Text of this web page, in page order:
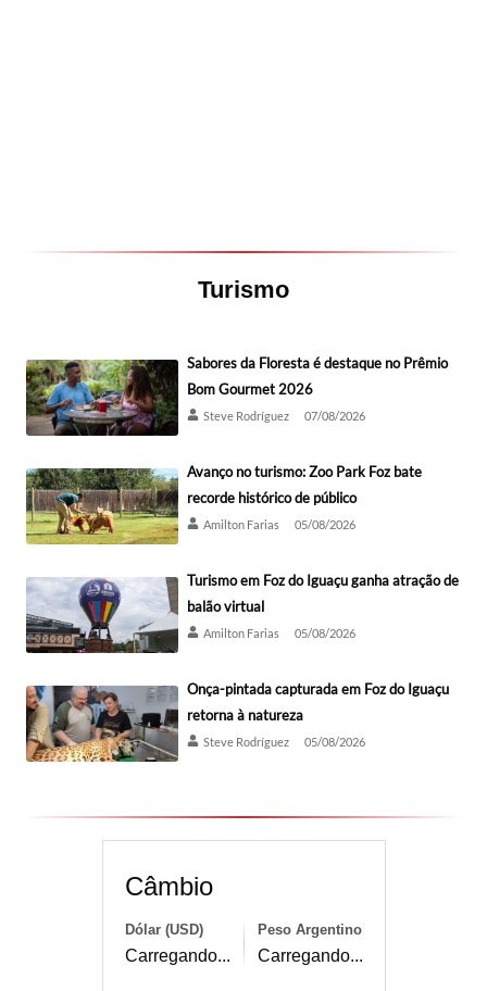
Turismo
Sabores da Floresta é destaque no Prêmio
Bom Gourmet 2026
Steve Rodríguez 07/08/2026
Avanço no turismo: Zoo Park Foz bate
recorde histórico de público
Amilton Farias 05/08/2026
Turismo em Foz do Iguaçu ganha atração de
balão virtual
Amilton Farias 05/08/2026
Onça-pintada capturada em Foz do Iguaçu
retorna à natureza
Steve Rodríguez 05/08/2026
Câmbio
Dólar (USD)
Carregando...
Peso Argentino
Carregando...